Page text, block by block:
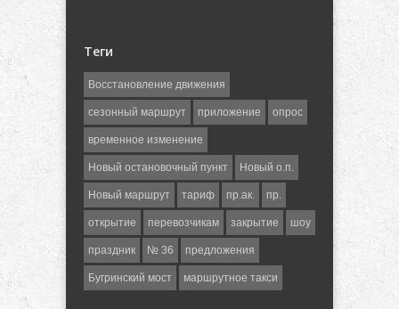
Теги
Восстановление движения
сезонный маршрут приложение опрос
временное изменение
Новый остановочный пункт Новый о.п.
Новый маршрут тариф пр.ак. пр.
открытие перевозчикам закрытие шоу
праздник № 36 предложения
Бугринский мост маршрутное такси